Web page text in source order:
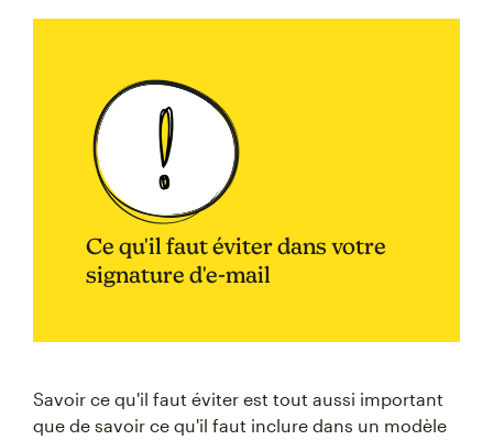
Ce qu'il faut éviter dans votre
signature d'e-mail
Savoir ce qu'il faut éviter est tout aussi important
que de savoir ce qu'il faut inclure dans un modèle